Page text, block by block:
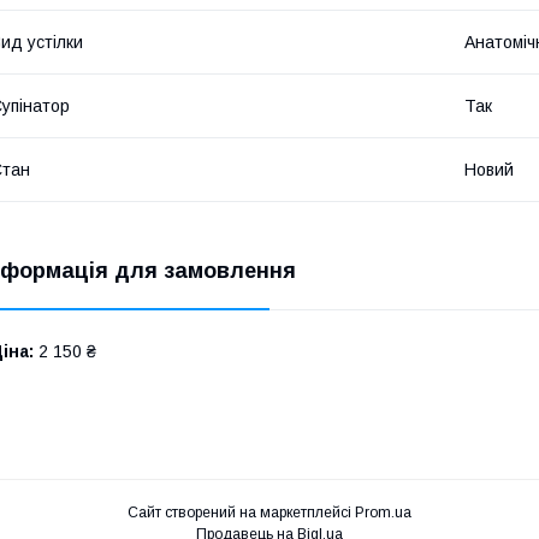
устілки
Так
Новий
для замовлення
2 150 ₴
Сайт створений на маркетплейсі Prom.ua
Продавець на Bigl.ua